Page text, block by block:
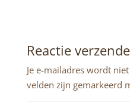
Reactie
Je e-mailadres wordt
velden zijn gemarkeerd